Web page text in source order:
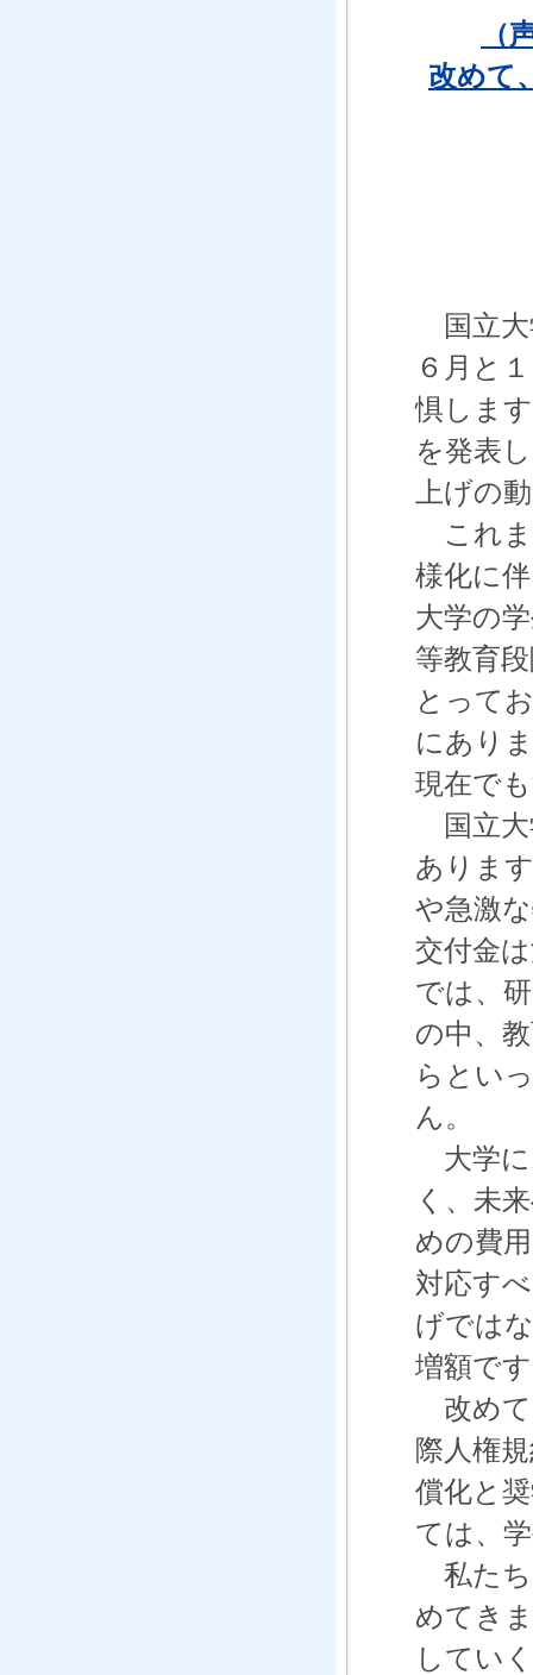
（
改めて
国立大
６月と
惧しま
を発表
上げの
これま
様化に
大学の
等教育
とって
にあり
現在で
国立大
ありま
や急激
交付金
では、
の中、
らとい
ん。
大学に
く、未
めの費
対応す
げでは
増額で
改めて
際人権
償化と
ては、
私たち
めてき
してい